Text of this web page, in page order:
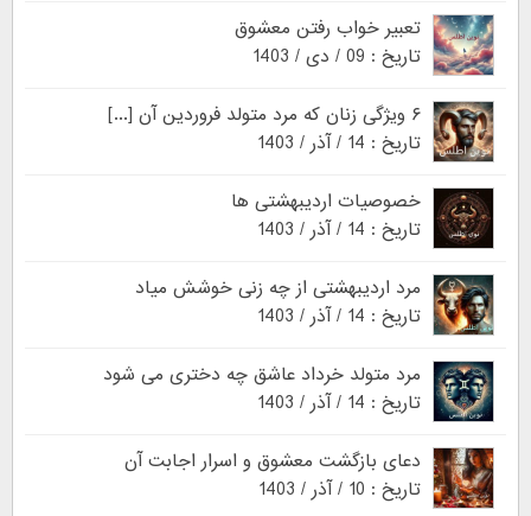
تعبیر خواب رفتن معشوق
تاریخ : 09 / دی / 1403
۶ ویژگی زنان که مرد متولد فروردین آن [...]
تاریخ : 14 / آذر / 1403
خصوصیات اردیبهشتی ها
تاریخ : 14 / آذر / 1403
مرد اردیبهشتی از چه زنی خوشش میاد
تاریخ : 14 / آذر / 1403
مرد متولد خرداد عاشق چه دختری می شود
تاریخ : 14 / آذر / 1403
دعای بازگشت معشوق و اسرار اجابت آن
تاریخ : 10 / آذر / 1403